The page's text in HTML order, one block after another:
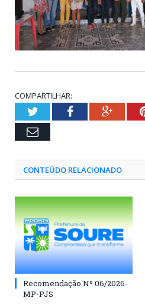
COMPARTILHAR:
TwitterFacebook
Email
CONTEÚDO RELACIONADO
Recomendação Nº 06/2026-
MP-PJS